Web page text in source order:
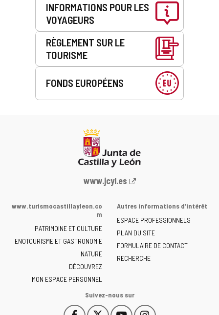
INFORMATIONS POUR LES
VOYAGEURS
RÈGLEMENT SUR LE
TOURISME
FONDS EUROPÉENS
Portail
la
de
Castilla
y
León
-
www.jcyl.es
www.turismocastillayleon.co
m
PATRIMOINE ET CULTURE
ENOTOURISME ET GASTRONOMIE
NATURE
DÉCOUVREZ
MON ESPACE PERSONNEL
Autres informations d'intérêt
ESPACE PROFESSIONNELS
PLAN DU SITE
FORMULAIRE DE CONTACT
RECHERCHE
Suivez-nous sur